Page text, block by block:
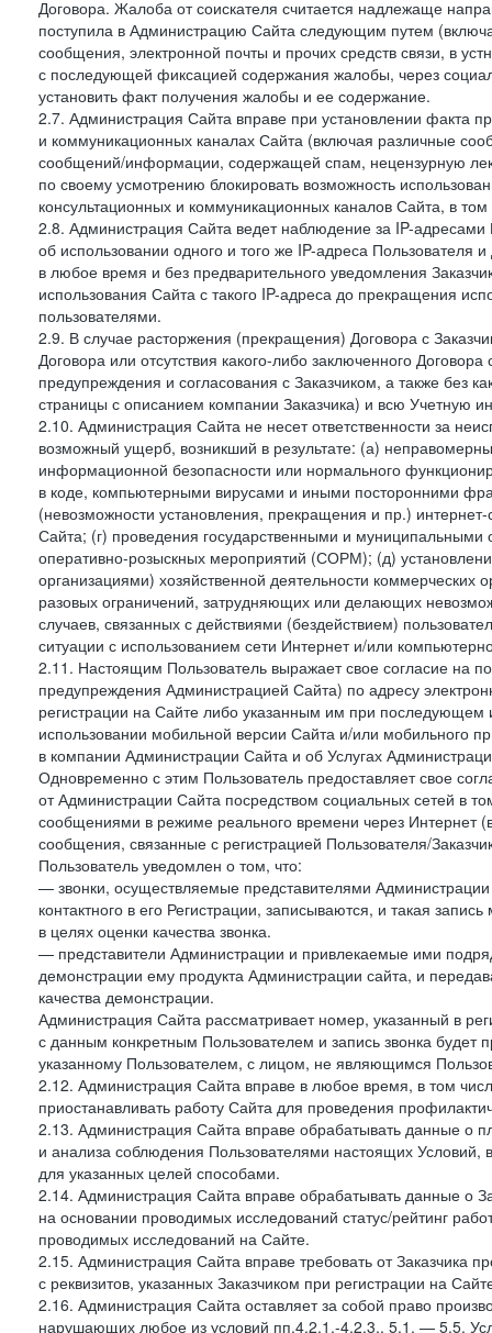
Договора. Жалоба от соискателя считается надлежаще
поступила в Администрацию Сайта следующим путем
сообщения, электронной почты и прочих средств связи, в
с последующей фиксацией содержания жалобы, через
установить факт получения жалобы и ее содержание.
2.7. Администрация Сайта вправе при установлении факта
и коммуникационных каналах Сайта (включая различные
сообщений/информации, содержащей спам, нецензурную
по своему усмотрению блокировать возможность
консультационных и коммуникационных каналов Сайта, в
2.8. Администрация Сайта ведет наблюдение за IP-
об использовании одного и того же IP-адреса Пользователя
в любое время и без предварительного уведомления
использования Сайта с такого IP-адреса до прекращения
пользователями.
2.9. В случае расторжения (прекращения) Договора с
Договора или отсутствия какого-либо заключенного
предупреждения и согласования с Заказчиком, а также без
страницы с описанием компании Заказчика) и всю Учетную
2.10. Администрация Сайта не несет ответственности за
возможный ущерб, возникший в результате: (а)
информационной безопасности или нормального
в коде, компьютерными вирусами и иными посторонними
(невозможности установления, прекращения и пр.)
Сайта; (г) проведения государственными и
оперативно-розыскных мероприятий (СОРМ); (д)
организациями) хозяйственной деятельности коммерческих
разовых ограничений, затрудняющих или делающих
случаев, связанных с действиями (бездействием)
ситуации с использованием сети Интернет и/или
2.11. Настоящим Пользователь выражает свое согласие на
предупреждения Администрацией Сайта) по адресу
регистрации на Сайте либо указанным им при
использовании мобильной версии Сайта и/или мобильного
в компании Администрации Сайта и об Услугах
Одновременно с этим Пользователь предоставляет свое
от Администрации Сайта посредством социальных сетей в
сообщениями в режиме реального времени через Интернет
сообщения, связанные с регистрацией Пользователя/
Пользователь уведомлен о том, что:
— звонки, осуществляемые представителями
контактного в его Регистрации, записываются, и такая
в целях оценки качества звонка.
— представители Администрации и привлекаемые ими
демонстрации ему продукта Администрации сайта, и
качества демонстрации.
Администрация Сайта рассматривает номер, указанный в
с данным конкретным Пользователем и запись звонка будет
указанному Пользователем, с лицом, не являющимся
2.12. Администрация Сайта вправе в любое время, в том
приостанавливать работу Сайта для проведения
2.13. Администрация Сайта вправе обрабатывать данные о
и анализа соблюдения Пользователями настоящих
для указанных целей способами.
2.14. Администрация Сайта вправе обрабатывать данные о
на основании проводимых исследований статус/рейтинг
проводимых исследований на Сайте.
2.15. Администрация Сайта вправе требовать от Заказчика
с реквизитов, указанных Заказчиком при регистрации на
2.16. Администрация Сайта оставляет за собой право
нарушающих любое из условий пп.4.2.1.-4.2.3., 5.1. — 5.5.